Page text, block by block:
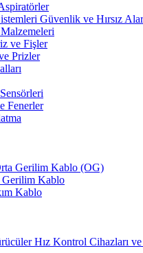
Güvenlik ve Hırsız
ve Fişler
Prizler
Fenerler
Gerilim Kablo (OG)
Kablo
Kablo
Hız Kontrol Cihazları